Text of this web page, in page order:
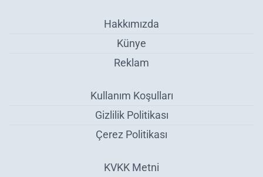
Hakkımızda
Künye
Reklam
Kullanım Koşulları
Gizlilik Politikası
Çerez Politikası
KVKK Metni